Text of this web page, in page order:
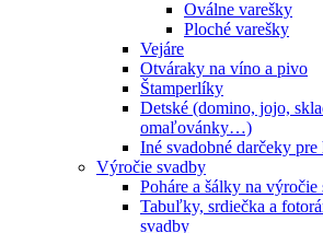
Oválne varešky
Ploché varešky
Vejáre
Otváraky na víno a pivo
Štamperlíky
Detské (domino, jojo,
omaľovánky…)
Iné svadobné darčeky pre
Výročie svadby
Poháre a šálky na výročie
Tabuľky, srdiečka a
svadby